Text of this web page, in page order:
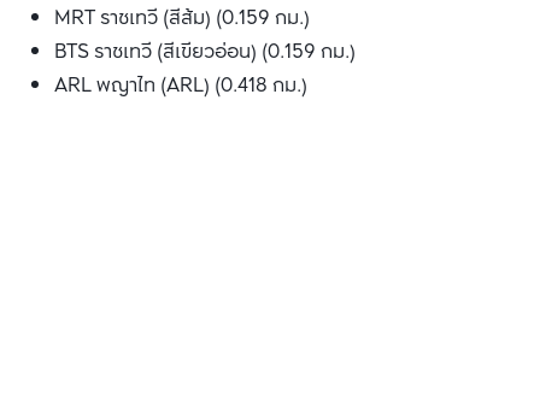
MRT ราชเทวี (สีส้ม) (0.159 กม.)
BTS ราชเทวี (สีเขียวอ่อน) (0.159 กม.)
ARL พญาไท (ARL) (0.418 กม.)